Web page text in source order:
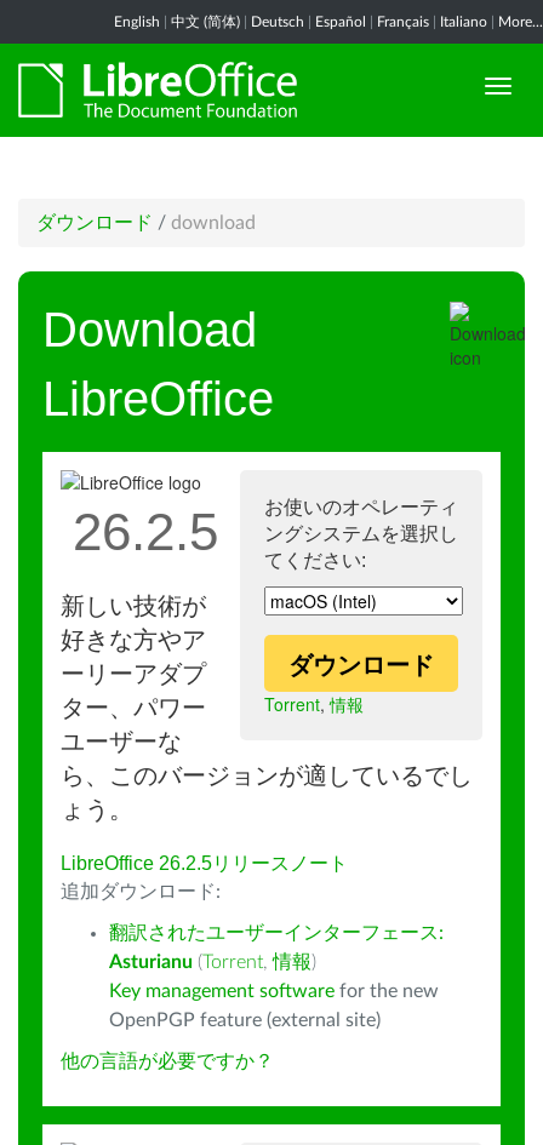
English 中文 (简体) Deutsch Español Français Italiano More...
ダウンロード / download
Download
LibreOffice
お使いのオペレーティ
ングシステムを選択し
てください:
ダウンロード
Torrent,情報
26.2.5
新しい技術が
好きな方やア
ーリーアダプ
ター、パワー
ユーザーな
ら、このバージョンが適しているでし
ょう。
LibreOffice 26.2.5リリースノート
追加ダウンロード:
翻訳されたユーザーインターフェース:
Asturianu (Torrent,情報)
Key management software for the new
OpenPGP feature (external site)
他の言語が必要ですか？